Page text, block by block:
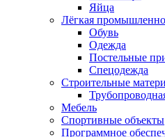
Яйца
Лёгкая
Обувь
Одежда
Постельные
Спецодежда
Строительные
Мебель
Спортивные объекты
Программное